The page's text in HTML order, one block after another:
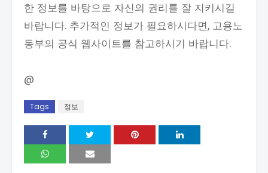
한 정보를 바탕으로 자신의 권리를 잘 지키시길
바랍니다. 추가적인 정보가 필요하시다면, 고용노
동부의 공식 웹사이트를 참고하시기 바랍니다.
@
Tags 정보